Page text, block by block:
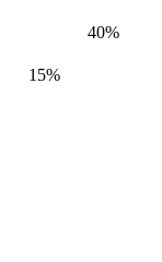
40%
15%